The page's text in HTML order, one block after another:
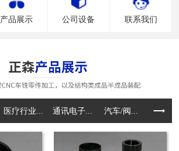
产品展示 公司设备 联系我们
医疗行业... 通讯电子... 汽车/阀... 电动工